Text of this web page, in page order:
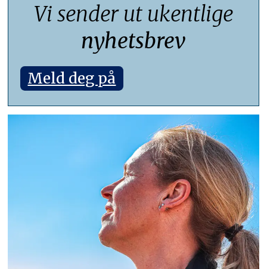
Vi sender ut ukentlige
nyhetsbrev
Meld deg på